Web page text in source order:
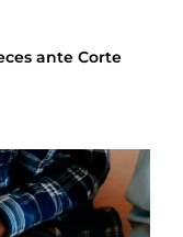
ante Corte